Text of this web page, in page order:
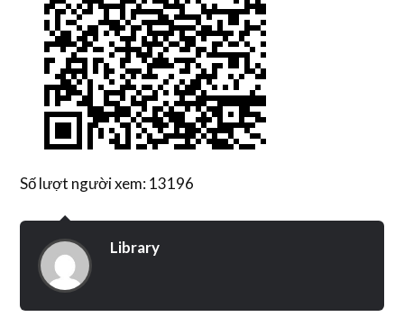
Số lượt người xem: 13196
Library